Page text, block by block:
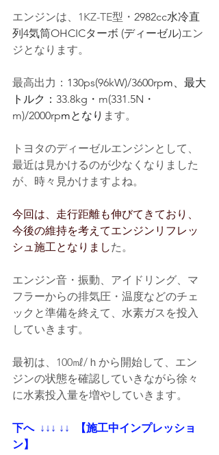
エンジンは、1KZ-TE型・ 2982cc水冷直
列4気筒OHCICターボ (ディーゼル)エン
ジとなります。
最高出力： 130ps(96kW)/3600rpm、最大
トルク： 33.8kg・m(331.5N・
m)/2000rpmとなり ます。
トヨタのディーゼルエンジンとして、
最近は見かけるのが少なくなりました
が、時々見かけますよね。
今回は、走行距離も伸びてきており、
今後の維持を考えてエンジンリフレッ
シュ施工となりました。
エンジン音・振動、アイドリング、マ
フラーからの排気圧・温度などのチェ
ックと準備を終えて、水素ガスを投入
していきます。
最初は、100㎖/ｈから開始して、エン
ジンの状態を確認していきながら徐々
に水素投入量を増やしていきます。
下へ ↓↓↓ ↓↓
【施工中インプレッショ
ン】